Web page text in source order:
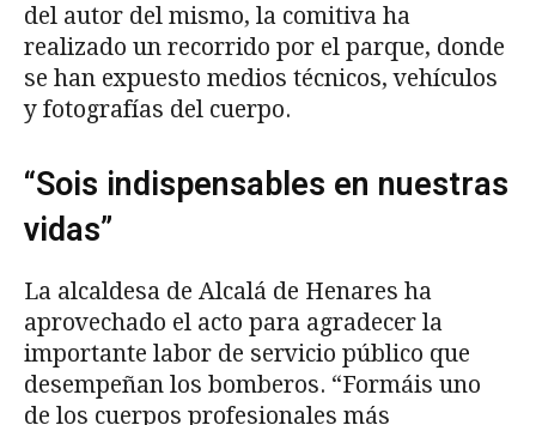
del autor del mismo, la comitiva ha
realizado un recorrido por el parque, donde
se han expuesto medios técnicos, vehículos
y fotografías del cuerpo.
“Sois indispensables en nuestras
vidas”
La alcaldesa de Alcalá de Henares ha
aprovechado el acto para agradecer la
importante labor de servicio público que
desempeñan los bomberos. “Formáis uno
de los cuerpos profesionales más